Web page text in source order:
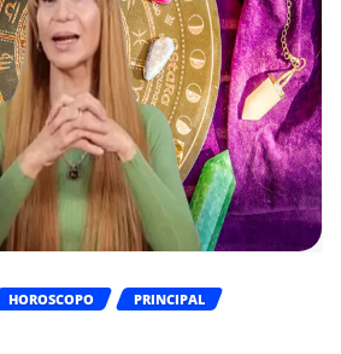
HOROSCOPO
PRINCIPAL